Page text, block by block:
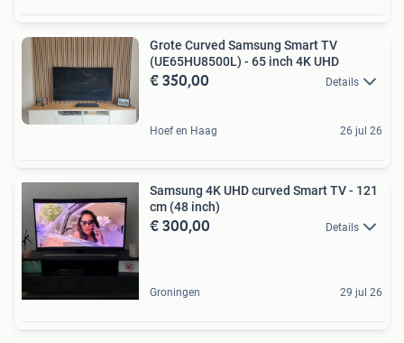
Grote Curved Samsung Smart TV
(UE65HU8500L) - 65 inch 4K UHD
€ 350,00 Details
Hoef en Haag 26 jul 26
Samsung 4K UHD curved Smart TV - 121
cm (48 inch)
€ 300,00 Details
Groningen 29 jul 26